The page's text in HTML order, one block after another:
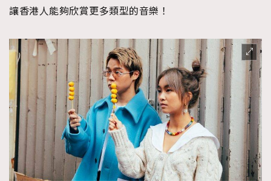
讓香港人能夠欣賞更多類型的音樂！